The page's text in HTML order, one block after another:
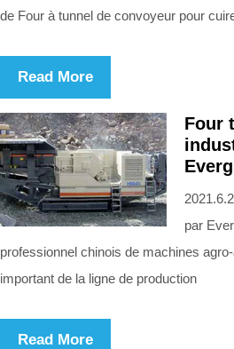
de Four à tunnel de convoyeur pour
Read More
Four
par
professionnel chinois de machines
important de la ligne de production
Read More